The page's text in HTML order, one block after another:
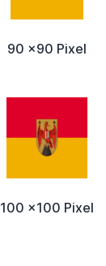
90 x90 Pixel
100 x100 Pixel